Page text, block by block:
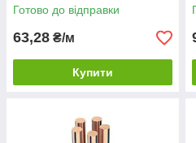
Готово до відправки
63,28 ₴/м
Купити